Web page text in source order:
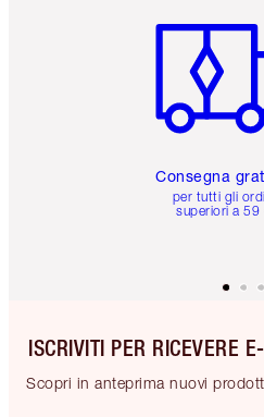
Consegna
per tutti gli
superiori a 59
ISCRIVITI PER RICEVERE
Scopri in anteprima nuovi